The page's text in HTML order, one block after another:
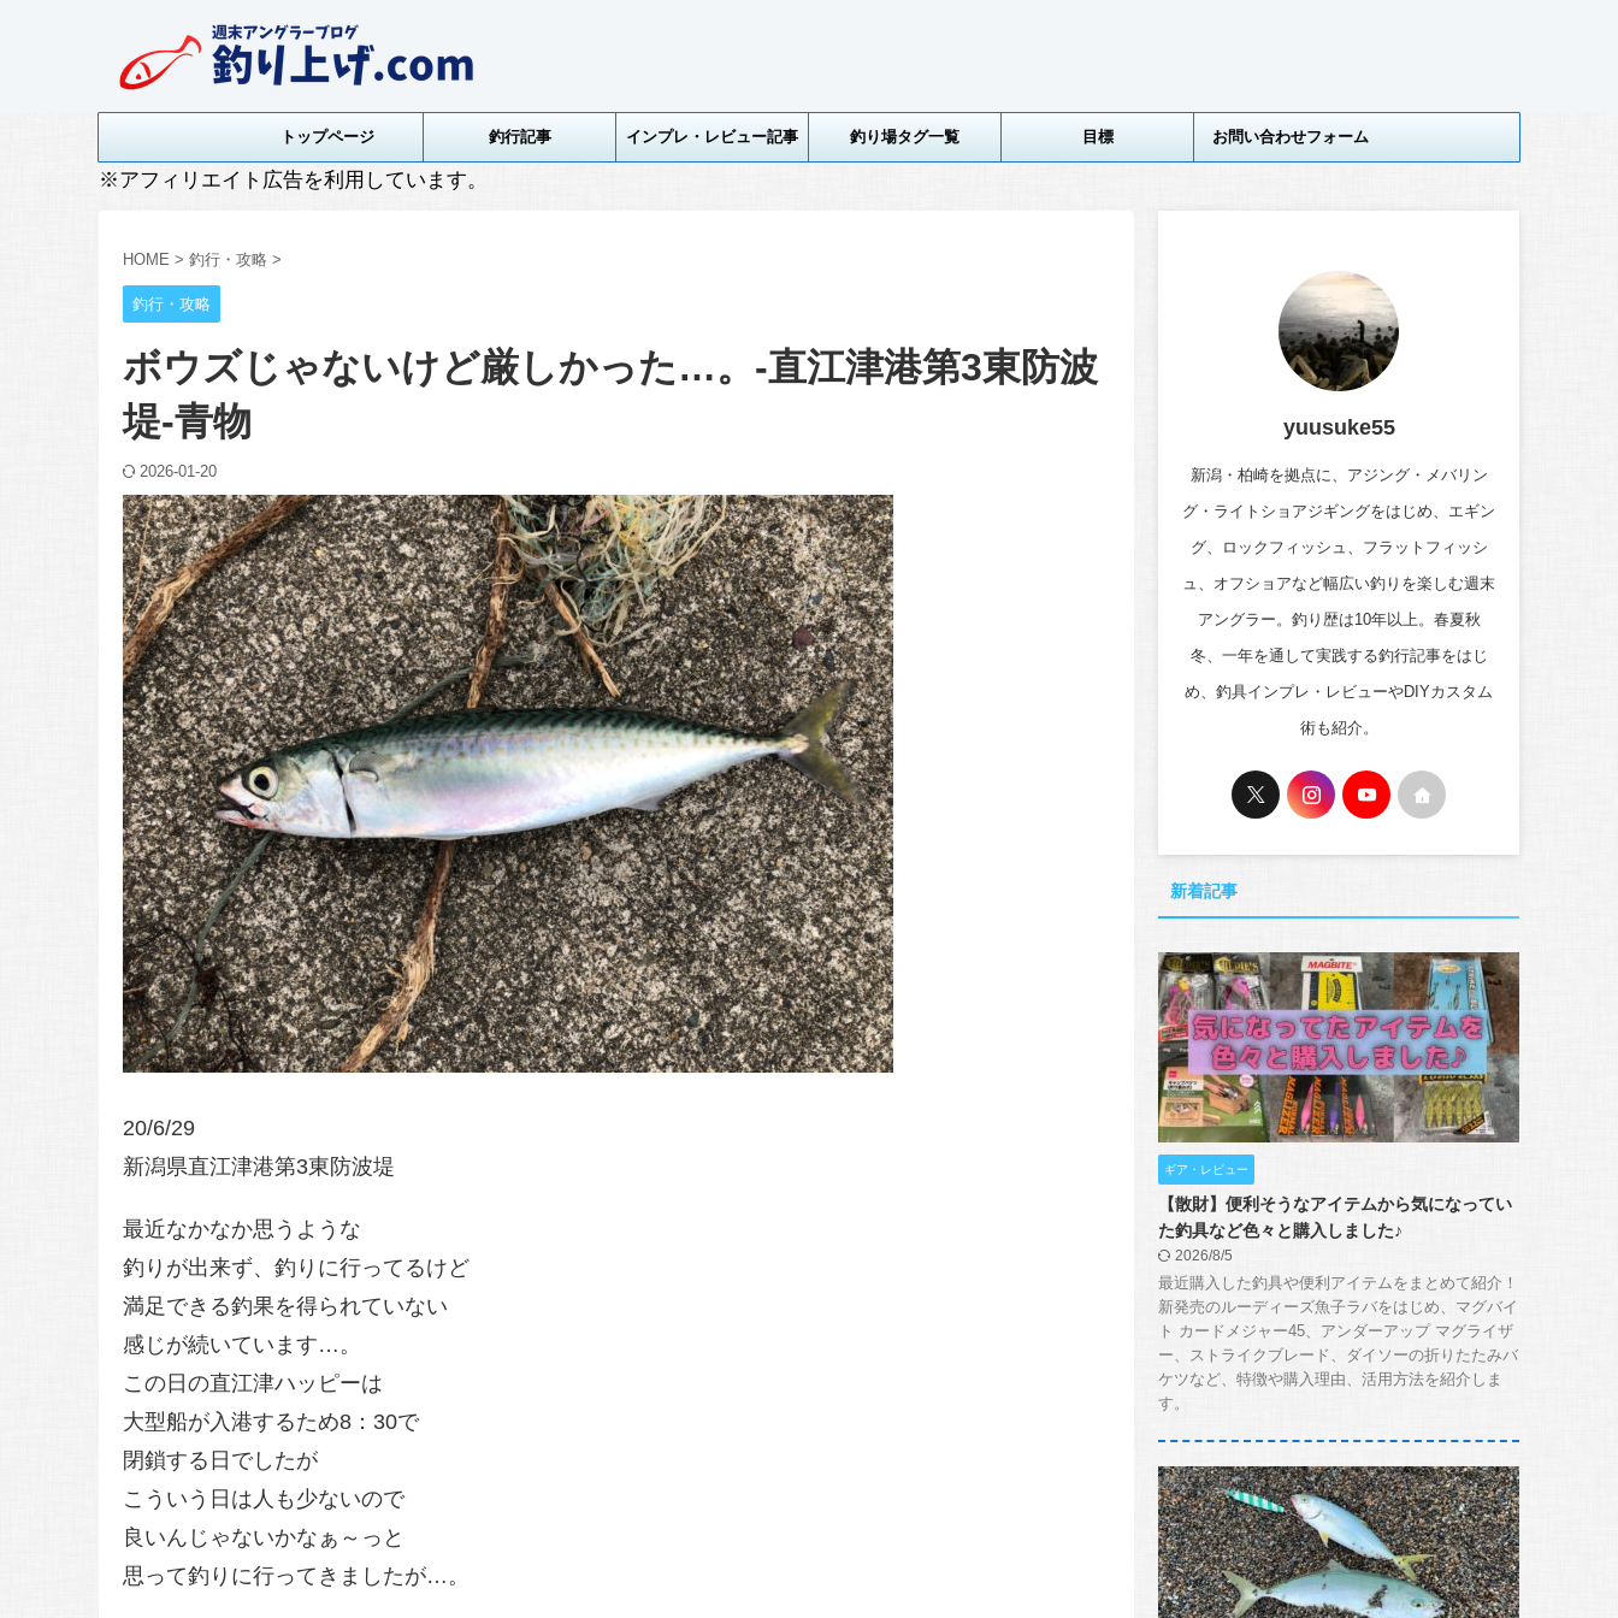
トップページ 釣行記事 インプレ・レビュー記事 釣り場タグ一覧 目標 お問い合わせフォーム
※アフィリエイト広告を利用しています。
HOME > 釣行・攻略 >
釣行・攻略
ボウズじゃないけど厳しかった…。-直江津港第3東防波
堤-青物
2026-01-20
20/6/29
新潟県直江津港第3東防波堤
最近なかなか思うような
釣りが出来ず、釣りに行ってるけど
満足できる釣果を得られていない
感じが続いています…。
この日の直江津ハッピーは
大型船が入港するため8：30で
閉鎖する日でしたが
こういう日は人も少ないので
良いんじゃないかなぁ～っと
思って釣りに行ってきましたが…。
yuusuke55
新潟・柏崎を拠点に、アジング・メバリン
グ・ライトショアジギングをはじめ、エギン
グ、ロックフィッシュ、フラットフィッシ
ュ、オフショアなど幅広い釣りを楽しむ週末
アングラー。釣り歴は10年以上。春夏秋
冬、一年を通して実践する釣行記事をはじ
め、釣具インプレ・レビューやDIYカスタム
術も紹介。
新着記事
ギア・レビュー
【散財】便利そうなアイテムから気になってい
た釣具など色々と購入しました♪
2026/8/5
最近購入した釣具や便利アイテムをまとめて紹介！
新発売のルーディーズ魚子ラバをはじめ、マグバイ
ト カードメジャー45、アンダーアップ マグライザ
ー、ストライクブレード、ダイソーの折りたたみバ
ケツなど、特徴や購入理由、活用方法を紹介しま
す。